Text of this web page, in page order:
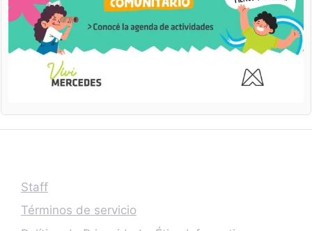
Staff
Términos de servicio